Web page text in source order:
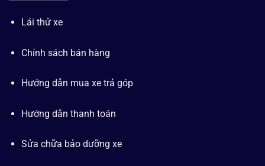
Lái thử xe
Chính sách bán hàng
Hướng dẫn mua xe trả góp
Hướng dẫn thanh toán
Sửa chữa bảo dưỡng xe